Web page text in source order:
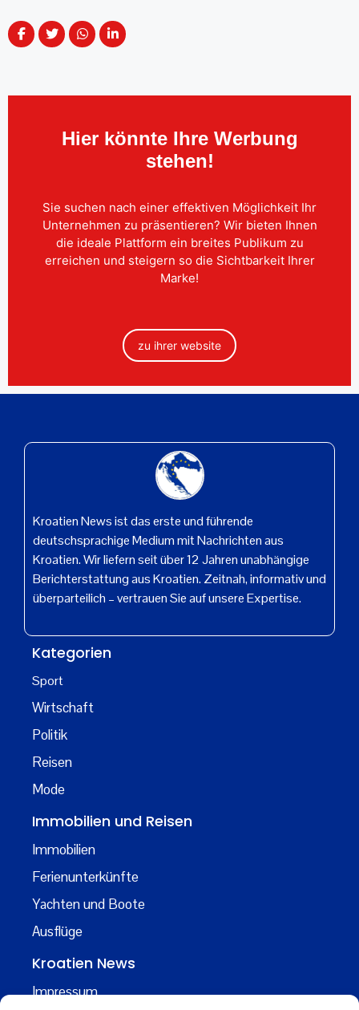
Hier könnte Ihre Werbung
stehen!
Sie suchen nach einer effektiven Möglichkeit Ihr
Unternehmen zu präsentieren? Wir bieten Ihnen
die ideale Plattform ein breites Publikum zu
erreichen und steigern so die Sichtbarkeit Ihrer
Marke!
zu ihrer website
Kroatien News ist das erste und führende
deutschsprachige Medium mit Nachrichten aus
Kroatien. Wir liefern seit über 12 Jahren unabhängige
Berichterstattung aus Kroatien. Zeitnah, informativ und
überparteilich – vertrauen Sie auf unsere Expertise.
Kategorien
Sport
Wirtschaft
Politik
Reisen
Mode
Immobilien und Reisen
Immobilien
Ferienunterkünfte
Yachten und Boote
Ausflüge
Kroatien News
Impressum